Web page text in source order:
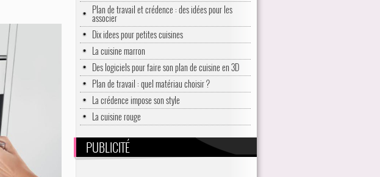
Plan de travail et crédence : des idées pour les
associer
Dix idees pour petites cuisines
La cuisine marron
Des logiciels pour faire son plan de cuisine en 3D
Plan de travail : quel matériau choisir ?
La crédence impose son style
La cuisine rouge
PUBLICITÉ